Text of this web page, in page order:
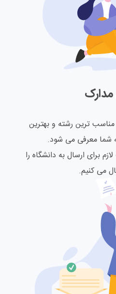
ترین رشته و بهترین
شما معرفی می شود.
برای ارسال به دانشگاه را
می کنیم.